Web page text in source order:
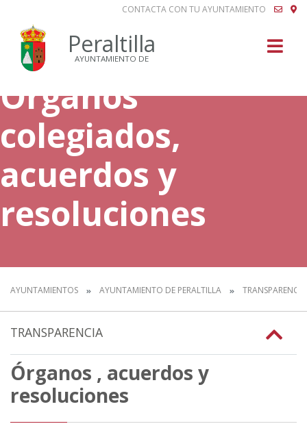
CONTACTA CON TU AYUNTAMIENTO
Peraltilla
AYUNTAMIENTO DE
Órganos
colegiados,
acuerdos y
resoluciones
AYUNTAMIENTOS AYUNTAMIENTO DE PERALTILLA TRANSPARENCIA
TRANSPARENCIA
Órganos , acuerdos y
resoluciones